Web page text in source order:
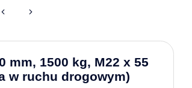
mm, 1500 kg, M22 x 55
w ruchu drogowym)